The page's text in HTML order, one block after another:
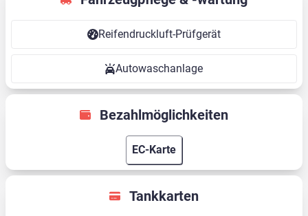
Reifendruckluft-Prüfgerät
Autowaschanlage
Bezahlmöglichkeiten
EC-Karte
Tankkarten